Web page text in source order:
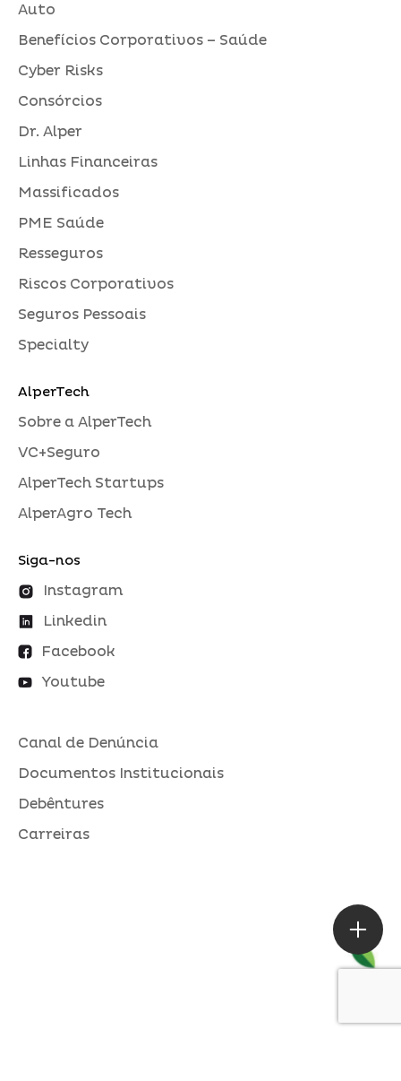
Auto
Benefícios Corporativos – Saúde
Cyber Risks
Consórcios
Dr. Alper
Linhas Financeiras
Massificados
PME Saúde
Resseguros
Riscos Corporativos
Seguros Pessoais
Specialty
AlperTech
Sobre a AlperTech
VC+Seguro
AlperTech Startups
AlperAgro Tech
Siga-nos
Instagram
Linkedin
Facebook
Youtube
Canal de Denúncia
Documentos Institucionais
Debêntures
Carreiras